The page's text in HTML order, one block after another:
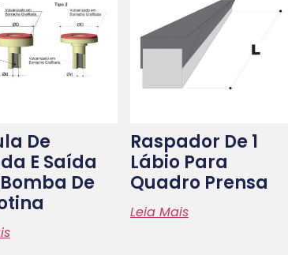
De
E Saída
De
Raspador De 1
Lábio Para
Quadro Prensa
Leia Mais